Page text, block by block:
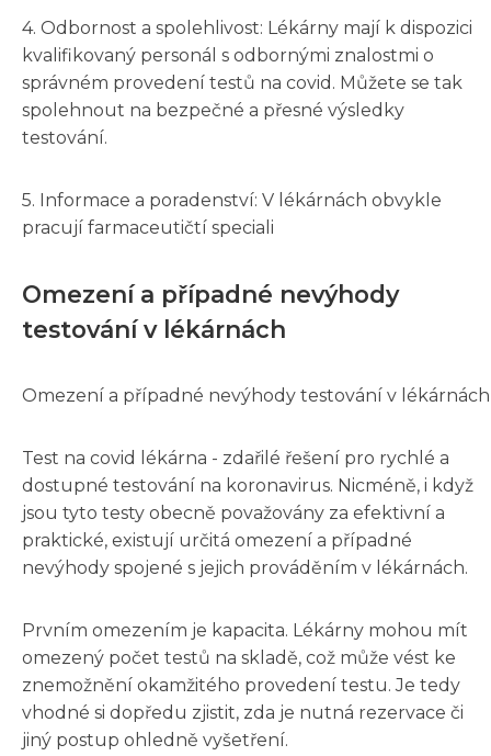
4. Odbornost a spolehlivost: Lékárny mají k dispozici
kvalifikovaný personál s odbornými znalostmi o
správném provedení testů na covid. Můžete se tak
spolehnout na bezpečné a přesné výsledky
testování.
5. Informace a poradenství: V lékárnách obvykle
pracují farmaceutičtí speciali
Omezení a případné nevýhody
testování v lékárnách
Omezení a případné nevýhody testování v lékárnách
Test na covid lékárna - zdařilé řešení pro rychlé a
dostupné testování na koronavirus. Nicméně, i když
jsou tyto testy obecně považovány za efektivní a
praktické, existují určitá omezení a případné
nevýhody spojené s jejich prováděním v lékárnách.
Prvním omezením je kapacita. Lékárny mohou mít
omezený počet testů na skladě, což může vést ke
znemožnění okamžitého provedení testu. Je tedy
vhodné si dopředu zjistit, zda je nutná rezervace či
jiný postup ohledně vyšetření.